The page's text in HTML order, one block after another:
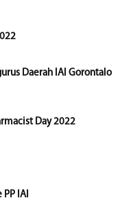
Daerah IAI Gorontalo
Day 2022
IAI